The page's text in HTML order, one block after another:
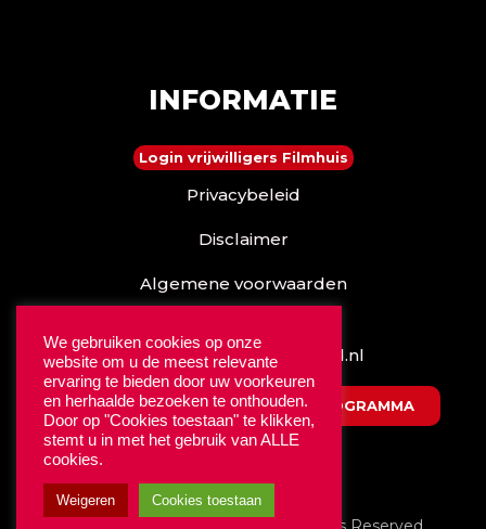
INFORMATIE
Login vrijwilligers Filmhuis
Privacybeleid
Disclaimer
Algemene voorwaarden
www.stadstheaterdebond.nl
DOWNLOAD HET NIEUWSTE PROGRAMMA
We gebruiken cookies op onze
website om u de meest relevante
ervaring te bieden door uw voorkeuren
en herhaalde bezoeken te onthouden.
Door op "Cookies toestaan" te klikken,
stemt u in met het gebruik van ALLE
cookies.
Weigeren Cookies toestaan